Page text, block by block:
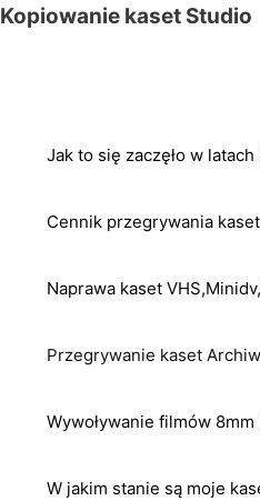
Kopiowanie kaset Studio
Jak to się zaczęło w latach
Cennik przegrywania kaset
Naprawa kaset
Przegrywanie kaset
Wywoływanie filmów
W jakim stanie są moje